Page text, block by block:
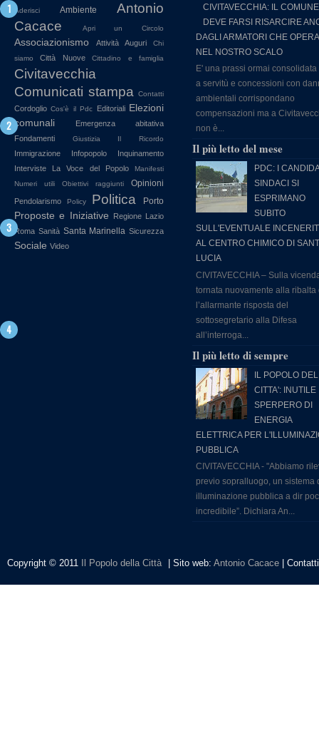
Aderisci Ambiente
Antonio
Cacace
Apri un Circolo
Associazionismo Attività Auguri
Chi
siamo
Città Nuove Cittadino e famiglia
Civitavecchia
Comunicati stampa
Contatti
Cordoglio Cos'è il Pdc Editoriali Elezioni
comunali
Emergenza abitativa
Fondamenti
Giustizia Il Ricordo
Immigrazione Infopopolo
Inquinamento
Interviste
La Voce del Popolo
Manifesti
Numeri utili
Obiettivi raggiunti Opinioni
Pendolarismo Policy Politica Porto
Proposte e Iniziative
Regione Lazio
Roma Sanità Santa Marinella Sicurezza
Sociale Video
CIVITAVECCHIA: IL COMUNE
DEVE FARSI RISARCIRE
DAGLI ARMATORI CHE
NEL NOSTRO SCALO
E' una prassi ormai consolidata
a servitù e concessioni con
ambientali corrispondano
compensazioni ma a
non è...
Il più letto del mese
PDC: I
SINDACI SI
ESPRIMANO
SUBITO
SULL'EVENTUALE
AL CENTRO CHIMICO DI
LUCIA
CIVITAVECCHIA – Sulla
tornata nuovamente alla ribalta
l’allarmante risposta del
sottosegretario alla Difesa
all’interroga...
Il più letto di sempre
IL POPOLO
CITTA': INUTILE
SPERPERO DI
ENERGIA
ELETTRICA PER
PUBBLICA
CIVITAVECCHIA - "Abbiamo
previo sopralluogo, un sistema
illuminazione pubblica a dir
incredibile”. Dichiara An...
Copyright © 2011 Il Popolo della Città | Sito web: Antonio Cacace |